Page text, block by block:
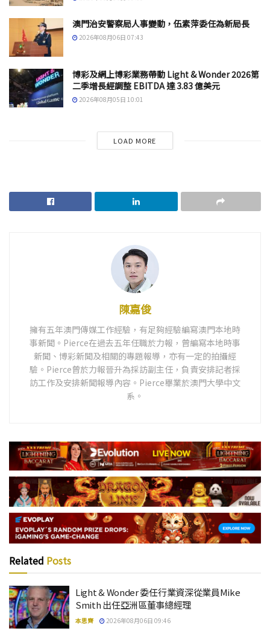
澳門治安警察局人事變動，伍素萍委任為新局長
2026年08月06日 07:43
博彩及網上博彩業務帶動 Light & Wonder 2026第
二季增長經調整 EBITDA 達 3.83 億美元
2026年08月05日 10:01
LOAD MORE
陳嘉俊
擁有五年澳門傳媒工作經驗，有足夠經驗編寫澳門本地時
事新聞。Pierce在過去五年任職於力報，曾編寫本地時事
新聞、博彩新聞及相關的專題報導，亦有一定的拍攝經
驗。Pierce曾於力報晉升為採訪副主任，負責安排記者採
訪工作及安排新聞報導內容。Pierce畢業於澳門大學中文
系。
Related Posts
Light & Wonder 委任行業資深從業員Mike
Smith 出任亞洲區董事總經理
本思齊 2026年08月06日 09:46